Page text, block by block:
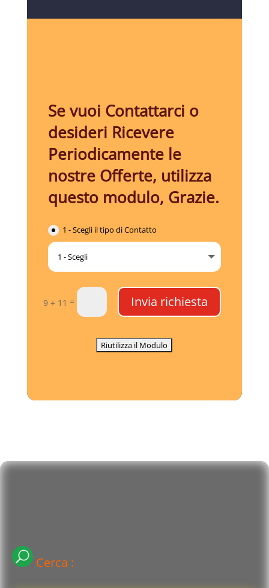
Se vuoi Contattarci o
desideri Ricevere
Periodicamente le
nostre Offerte, utilizza
questo modulo, Grazie.
1 - Scegli il tipo di Contatto
9 + 11 = Invia richiesta
Cerca :